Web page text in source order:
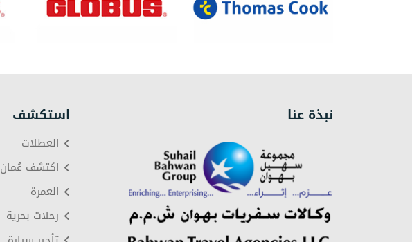
نبذة عنا استكشف
العطلات
اكتشف عُمان
العمرة
رحلات بحرية